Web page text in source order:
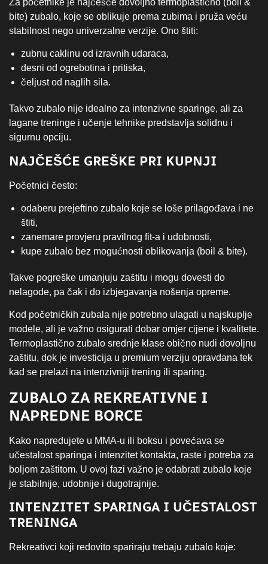
bite) zubalo, koje se oblikuje prema zubima i pruža veću
stabilnost nego univerzalne verzije. Ono štiti:
zubnu caklinu od izravnih udaraca,
desni od ogrebotina i pritiska,
čeljust od naglih sila.
Takvo zubalo nije idealno za intenzivne sparinge, ali za
lagane treninge i učenje tehnike predstavlja solidnu i
sigurnu opciju.
NAJČEŠĆE GREŠKE PRI KUPNJI
Početnici često:
odaberu prejeftino zubalo koje se loše prilagođava i ne
štiti,
zanemare provjeru pravilnog fit-a i udobnosti,
kupe zubalo bez mogućnosti oblikovanja (boil & bite).
Takve pogreške umanjuju zaštitu i mogu dovesti do
nelagode, pa čak i do izbjegavanja nošenja opreme.
Kod početničkih zubala nije potrebno ulagati u najskuplje
modele, ali je važno osigurati dobar omjer cijene i kvalitete.
Termoplastično zubalo srednje klase obično nudi dovoljnu
zaštitu, dok je investicija u premium verziju opravdana tek
kad se prelazi na intenzivniji trening ili sparing.
ZUBALO ZA REKREATIVNE I
NAPREDNE BORCE
Kako napredujete u MMA-u ili boksu i povećava se
učestalost sparinga i intenzitet kontakta, raste i potreba za
boljom zaštitom. U ovoj fazi važno je odabrati zubalo koje
je stabilnije, udobnije i dugotrajnije.
INTENZITET SPARINGA I UČESTALOST
TRENINGA
Rekreativci koji redovito spariraju trebaju zubalo koje: